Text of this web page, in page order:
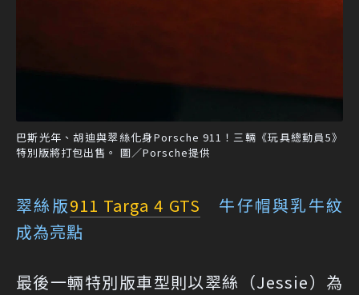
巴斯光年、胡迪與翠絲化身Porsche 911！三輛《玩具總動員5》
特別版將打包出售。 圖／Porsche提供
翠絲版911 Targa 4 GTS 牛仔帽與乳牛紋
成為亮點
最後一輛特別版車型則以翠絲（Jessie）為